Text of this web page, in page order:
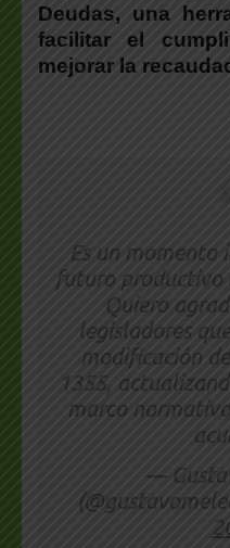
Deudas, una
facilitar el
mejorar la
Es un momento
futuro productivo
Quiero
legisladores
modificación
1355,
marco
—